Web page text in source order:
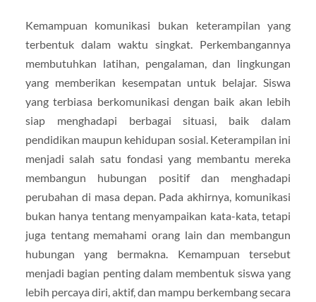
Kemampuan komunikasi bukan keterampilan yang
terbentuk dalam waktu singkat. Perkembangannya
membutuhkan latihan, pengalaman, dan lingkungan
yang memberikan kesempatan untuk belajar. Siswa
yang terbiasa berkomunikasi dengan baik akan lebih
siap menghadapi berbagai situasi, baik dalam
pendidikan maupun kehidupan sosial. Keterampilan ini
menjadi salah satu fondasi yang membantu mereka
membangun hubungan positif dan menghadapi
perubahan di masa depan. Pada akhirnya, komunikasi
bukan hanya tentang menyampaikan kata-kata, tetapi
juga tentang memahami orang lain dan membangun
hubungan yang bermakna. Kemampuan tersebut
menjadi bagian penting dalam membentuk siswa yang
lebih percaya diri, aktif, dan mampu berkembang secara